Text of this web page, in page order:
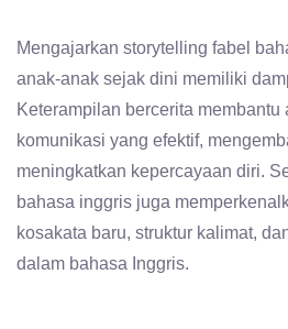
Mengajarkan storytelling fabel
anak-anak sejak dini memiliki
Keterampilan bercerita membantu
komunikasi yang efektif,
meningkatkan kepercayaan diri.
bahasa inggris juga
kosakata baru, struktur kalimat,
dalam bahasa Inggris.